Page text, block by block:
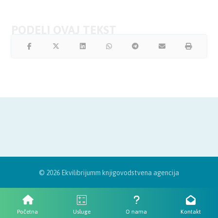
© 2026 Ekvilibrijumm knjigovodstvena agencija
Početna Usluge O nama Kontakt